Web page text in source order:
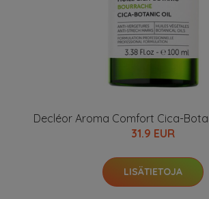
Decléor Aroma Comfort Cica-
31.9 EUR
LISÄTIETOJA